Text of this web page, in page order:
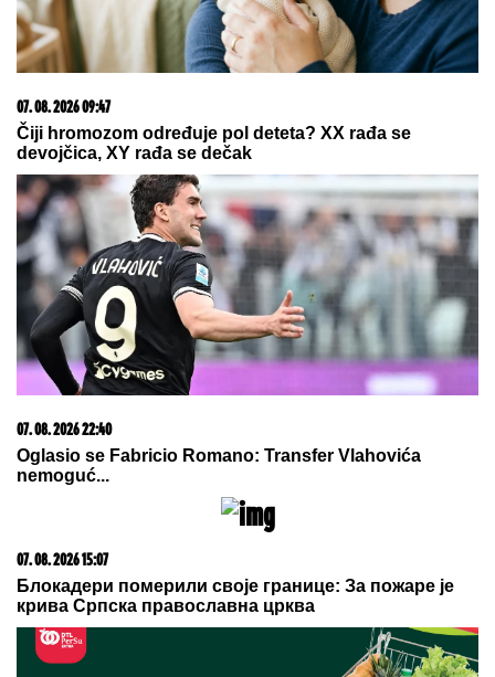
06. 08. 2026 09:39
Marija (3) se igrala u dvorištu i samo je nestala: Posle
42 godine otac je pronašao, zanemeo je kada je saznao
gde je bila
Evo u kojim banjama važi vaučer od 10.000 dinara -